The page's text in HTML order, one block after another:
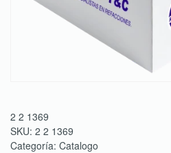
2 2 1369
SKU: 2 2 1369
Categoría: Catalogo